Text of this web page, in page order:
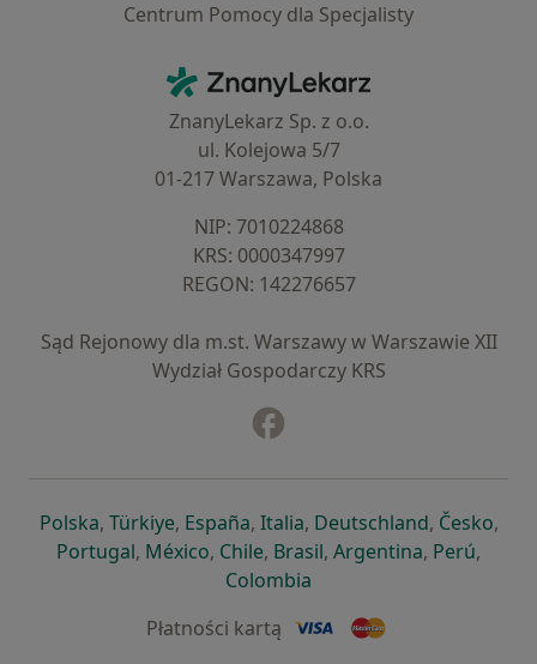
Centrum Pomocy dla Specjalisty
ZnanyLekarz - Strona główna
ZnanyLekarz Sp. z o.o.
ul. Kolejowa 5/7
01-217 Warszawa, Polska
NIP: ⁠7010224868
KRS: ⁠0000347997
REGON: ⁠142276657
Sąd Rejonowy dla m.st. Warszawy w Warszawie XII
Wydział Gospodarczy KRS
Polskaotwiera się w nowej karcie
, Türkiyeotwiera się w nowej karcie
, Españaotwiera się w nowej karcie
, Italiaotwiera się w nowej
, Deutschlandotwiera się
, Česko,
Portugalotwiera się w nowej karcie
, Méxicootwiera się w nowej karcie
, Chileotwiera się w nowej karcie
, Brasilotwiera się w nowej
, Argentinaotwiera się
, Perú,
Colombia
Płatności kartą